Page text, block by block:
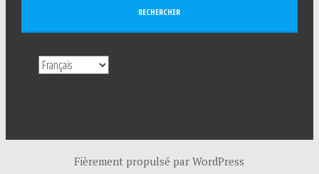
Fièrement propulsé par WordPress